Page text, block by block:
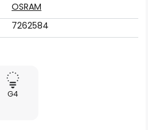
OSRAM
7262584
G4